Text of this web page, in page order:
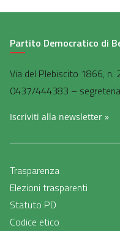
Partito Democratico di
Via del Plebiscito 1866, n.
0437/444383 –
Iscriviti alla newsletter »
Trasparenza
Elezioni trasparenti
Statuto PD
Codice etico